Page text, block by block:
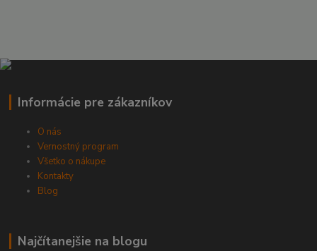
Informácie pre zákazníkov
O nás
Vernostný program
Všetko o nákupe
Kontakty
Blog
Najčítanejšie na blogu